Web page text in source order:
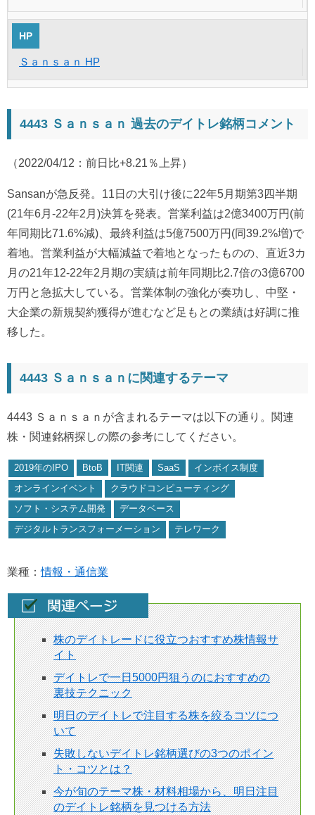
HP
Ｓａｎｓａｎ HP
4443 Ｓａｎｓａｎ 過去のデイトレ銘柄コメント
（2022/04/12：前日比+8.21％上昇）
Sansanが急反発。11日の大引け後に22年5月期第3四半期
(21年6月-22年2月)決算を発表。営業利益は2億3400万円(前
年同期比71.6%減)、最終利益は5億7500万円(同39.2%増)で
着地。営業利益が大幅減益で着地となったものの、直近3カ
月の21年12-22年2月期の実績は前年同期比2.7倍の3億6700
万円と急拡大している。営業体制の強化が奏功し、中堅・
大企業の新規契約獲得が進むなど足もとの業績は好調に推
移した。
4443 Ｓａｎｓａｎに関連するテーマ
4443 Ｓａｎｓａｎが含まれるテーマは以下の通り。関連
株・関連銘柄探しの際の参考にしてください。
2019年のIPO BtoB IT関連 SaaS
インボイス制度
オンラインイベント
クラウドコンピューティング
ソフト・システム開発
データベース
デジタルトランスフォーメーション
テレワーク
業種：情報・通信業
株のデイトレードに役立つおすすめ株情報サ
イト
デイトレで一日5000円狙うのにおすすめの
裏技テクニック
明日のデイトレで注目する株を絞るコツにつ
いて
失敗しないデイトレ銘柄選びの3つのポイン
ト・コツとは？
今が旬のテーマ株・材料相場から、明日注目
のデイトレ銘柄を見つける方法